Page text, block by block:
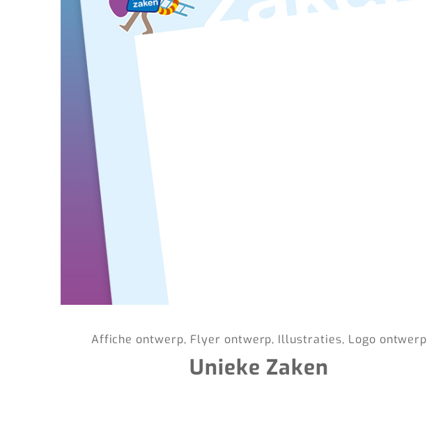
Affiche ontwerp, Flyer ontwerp, Illustraties, Logo ontwerp
Unieke Zaken